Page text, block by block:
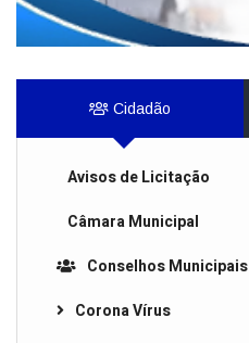
Cidadão
Avisos de Licitação
Câmara Municipal
Conselhos Municipais
Corona Vírus